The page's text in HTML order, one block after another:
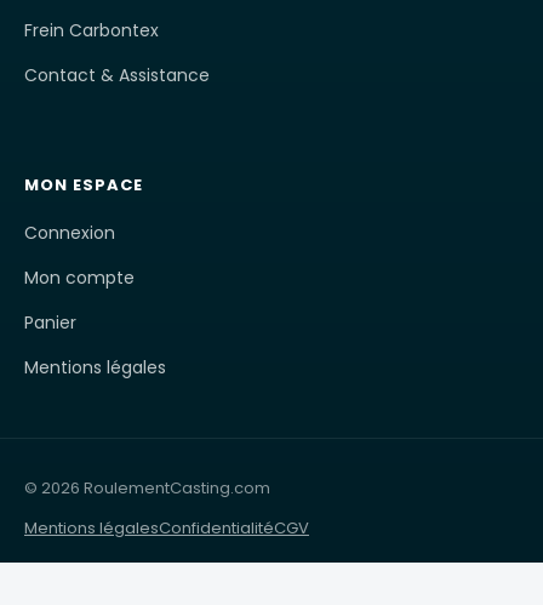
Frein Carbontex
Contact & Assistance
MON ESPACE
Connexion
Mon compte
Panier
Mentions légales
© 2026 RoulementCasting.com
Mentions légalesConfidentialitéCGV